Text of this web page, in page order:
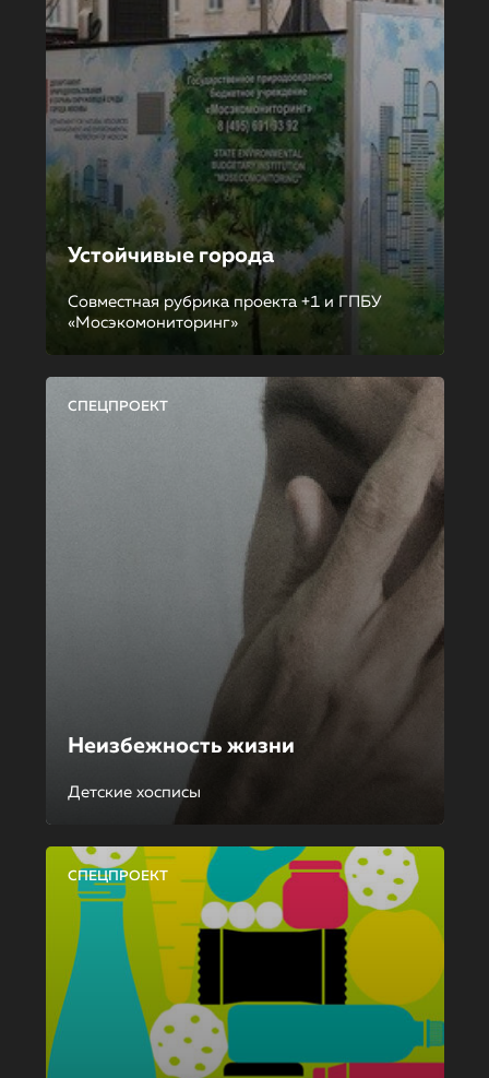
Устойчивые города
Совместная рубрика проекта +1 и ГПБУ
«Мосэкомониторинг»
СПЕЦПРОЕКТ
Неизбежность жизни
Детские хосписы
СПЕЦПРОЕКТ